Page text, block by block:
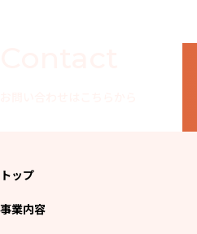
トップ
事業内容